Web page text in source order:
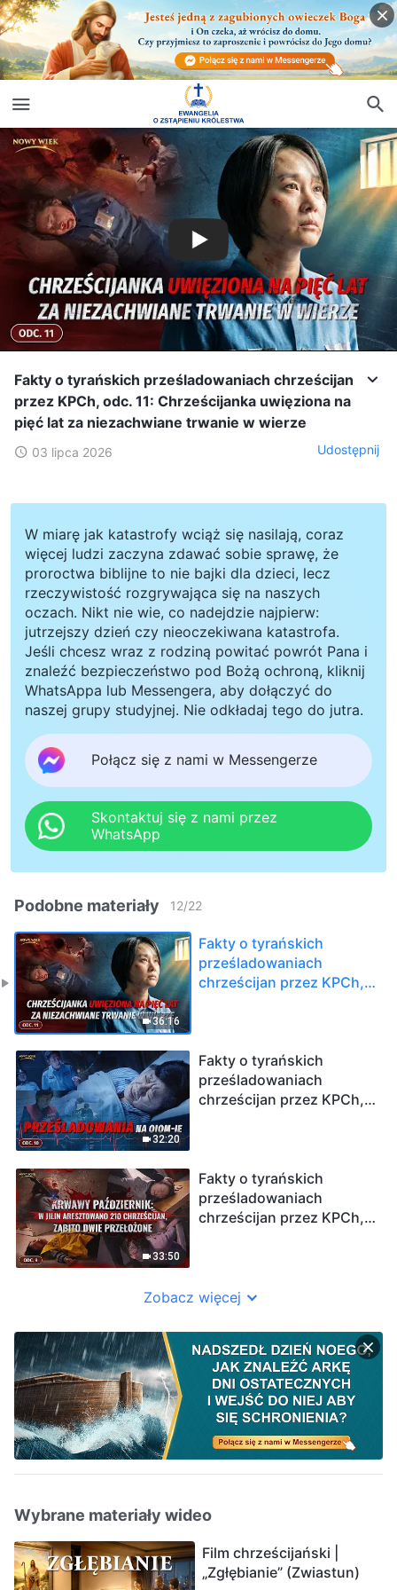
Fakty o tyrańskich prześladowaniach chrześcijan
przez KPCh, odc. 11: Chrześcijanka uwięziona na
pięć lat za niezachwiane trwanie w wierze
03 lipca 2026 Udostępnij
W miarę jak katastrofy wciąż się nasilają, coraz
więcej ludzi zaczyna zdawać sobie sprawę, że
proroctwa biblijne to nie bajki dla dzieci, lecz
rzeczywistość rozgrywająca się na naszych
oczach. Nikt nie wie, co nadejdzie najpierw:
jutrzejszy dzień czy nieoczekiwana katastrofa.
Jeśli chcesz wraz z rodziną powitać powrót Pana i
znaleźć bezpieczeństwo pod Bożą ochroną, kliknij
WhatsAppa lub Messengera, aby dołączyć do
naszej grupy studyjnej. Nie odkładaj tego do jutra.
Połącz się z nami w Messengerze
Skontaktuj się z nami przez
WhatsApp
Podobne materiały 12/22
36:16
Fakty o tyrańskich
prześladowaniach
chrześcijan przez KPCh,
wierze
32:20
Fakty o tyrańskich
prześladowaniach
chrześcijan przez KPCh,
Prześladowania na OIOM-
ie
33:50
Fakty o tyrańskich
prześladowaniach
chrześcijan przez KPCh,
chrześcijan, zabito dwie
Zobacz więcej
Wybrane materiały wideo
Film chrześcijański |
„Zgłębianie” (Zwiastun)